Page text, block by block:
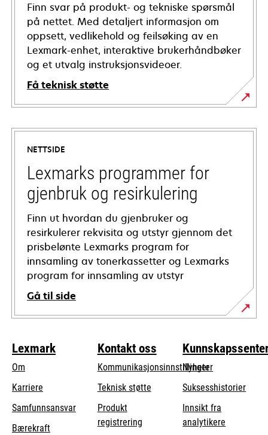
Finn svar på produkt- og tekniske spørsmål
på nettet. Med detaljert informasjon om
oppsett, vedlikehold og feilsøking av en
Lexmark-enhet, interaktive brukerhåndbøker
og et utvalg instruksjonsvideoer.
Få teknisk støtte
opens
in
new
tab
NETTSIDE
Lexmarks programmer for
gjenbruk og resirkulering
Finn ut hvordan du gjenbruker og
resirkulerer rekvisita og utstyr gjennom det
prisbelønte Lexmarks program for
innsamling av tonerkassetter og Lexmarks
program for innsamling av utstyr
Gå til side
Lexmark
Om
Karriere
Samfunnsansvaropens
Bærekraft
Kontakt oss
Kommunikasjonsinnstillinger
Teknisk støtteopens
Produkt
registrering
Nyheter
Suksesshistorier
Innsikt fra
analytikere